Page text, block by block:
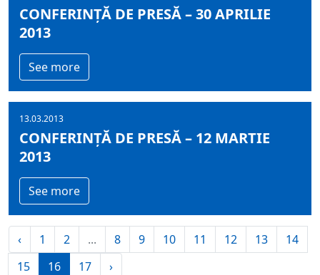
CONFERINȚĂ DE PRESĂ – 30 APRILIE
2013
See more
13.03.2013
CONFERINȚĂ DE PRESĂ – 12 MARTIE
2013
See more
‹ 1 2 ... 8 9 10 11 12 13
14
15
16 17 ›